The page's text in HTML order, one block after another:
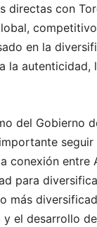
directas con
en la
la autenticidad,
del Gobierno
conexión entre
para
el desarrollo